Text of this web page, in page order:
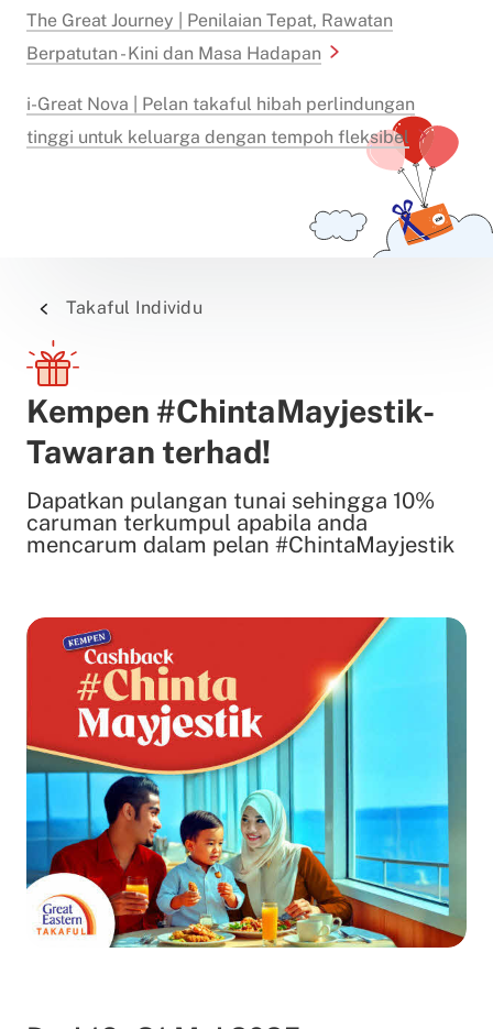
The Great Journey | Penilaian Tepat, Rawatan
Berpatutan - Kini dan Masa Hadapan
i-Great Nova | Pelan takaful hibah perlindungan
tinggi untuk keluarga dengan tempoh fleksibel
Takaful Individu
Kempen #ChintaMayjestik-
Tawaran terhad!
Dapatkan pulangan tunai sehingga 10%
caruman terkumpul apabila anda
mencarum dalam pelan #ChintaMayjestik